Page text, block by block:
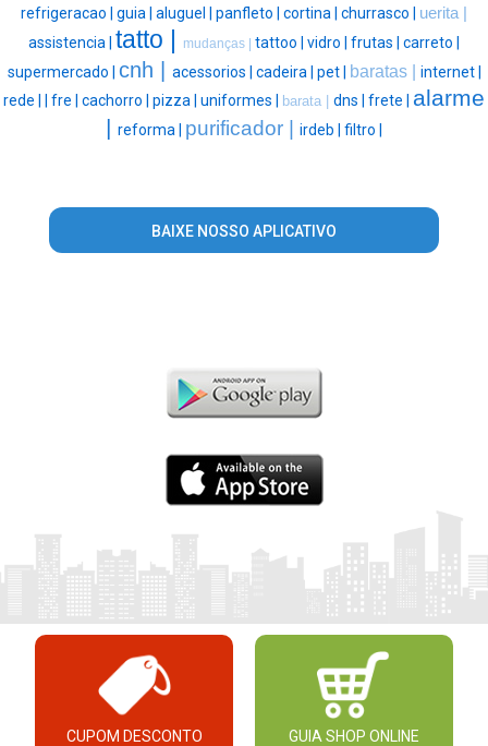
refrigeracao | guia | aluguel | panfleto | cortina | churrasco | uerita |
assistencia | tatto | mudanças | tattoo | vidro | frutas | carreto |
supermercado | cnh | acessorios | cadeira | pet | baratas | internet |
rede |
fre | cachorro | pizza | uniformes | barata | dns | frete | alarme
| reforma | purificador | irdeb | filtro |
BAIXE NOSSO APLICATIVO
CUPOM DESCONTO GUIA SHOP ONLINE